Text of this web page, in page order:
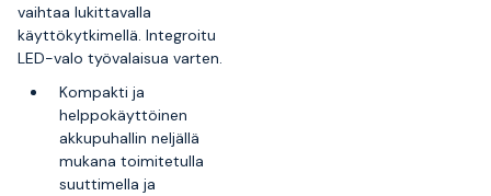
vaihtaa lukittavalla
käyttökytkimellä. Integroitu
LED-valo työvalaisua varten.
Kompakti ja
helppokäyttöinen
akkupuhallin neljällä
mukana toimitetulla
suuttimella ja